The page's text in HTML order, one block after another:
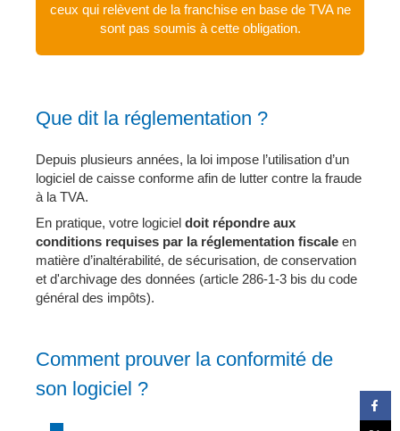
ceux qui relèvent de la franchise en base de TVA ne
sont pas soumis à cette obligation.
Que dit la réglementation ?
Depuis plusieurs années, la loi impose l’utilisation d’un
logiciel de caisse conforme afin de lutter contre la fraude
à la TVA.
En pratique, votre logiciel doit répondre aux
conditions requises par la réglementation fiscale en
matière d’inaltérabilité, de sécurisation, de conservation
et d'archivage des données (article 286-1-3 bis du code
général des impôts).
Comment prouver la conformité de
son logiciel ?